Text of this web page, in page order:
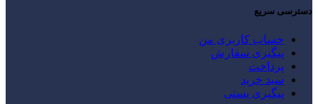
دسترسی سریع
حساب کاربری من
پیگیری سفارش
پرداخت
سبد خرید
پیگیری پستی